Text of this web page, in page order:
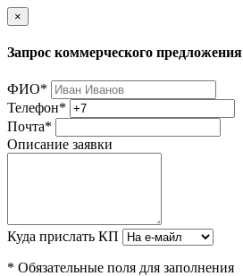
×
Запрос коммерческого предложения
ФИО*
Телефон*
Почта*
Описание заявки
Куда прислать КП
* Обязательные поля для заполнения